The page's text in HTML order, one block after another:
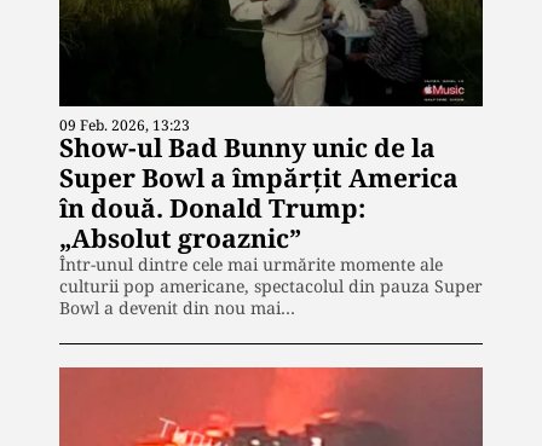
09 Feb. 2026, 13:23
Show-ul Bad Bunny unic de la
Super Bowl a împărţit America
în două. Donald Trump:
„Absolut groaznic”
Într-unul dintre cele mai urmărite momente ale
culturii pop americane, spectacolul din pauza Super
Bowl a devenit din nou mai…